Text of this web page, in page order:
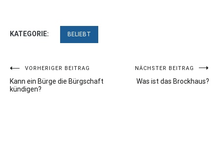
KATEGORIE: BELIEBT
Beitragsnavigation
VORHERIGER BEITRAG
Kann ein Bürge die Bürgschaft
kündigen?
NÄCHSTER BEITRAG
Was ist das Brockhaus?